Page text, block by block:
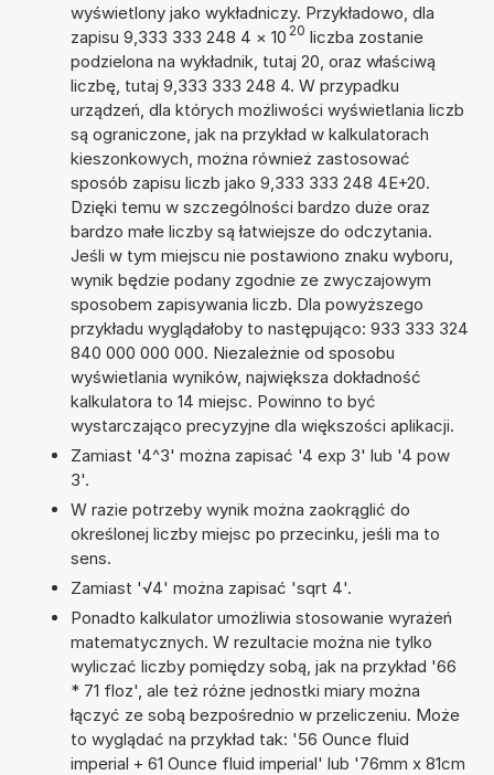
wyświetlony jako wykładniczy. Przykładowo, dla
zapisu 9,333 333 248 4 × 10 20 liczba zostanie
podzielona na wykładnik, tutaj 20, oraz właściwą
liczbę, tutaj 9,333 333 248 4. W przypadku
urządzeń, dla których możliwości wyświetlania liczb
są ograniczone, jak na przykład w kalkulatorach
kieszonkowych, można również zastosować
sposób zapisu liczb jako 9,333 333 248 4E+20.
Dzięki temu w szczególności bardzo duże oraz
bardzo małe liczby są łatwiejsze do odczytania.
Jeśli w tym miejscu nie postawiono znaku wyboru,
wynik będzie podany zgodnie ze zwyczajowym
sposobem zapisywania liczb. Dla powyższego
przykładu wyglądałoby to następująco: 933 333 324
840 000 000 000. Niezależnie od sposobu
wyświetlania wyników, największa dokładność
kalkulatora to 14 miejsc. Powinno to być
wystarczająco precyzyjne dla większości aplikacji.
Zamiast '4^3' można zapisać '4 exp 3' lub '4 pow
3'.
W razie potrzeby wynik można zaokrąglić do
określonej liczby miejsc po przecinku, jeśli ma to
sens.
Zamiast '√4' można zapisać 'sqrt 4'.
Ponadto kalkulator umożliwia stosowanie wyrażeń
matematycznych. W rezultacie można nie tylko
wyliczać liczby pomiędzy sobą, jak na przykład '66
* 71 floz', ale też różne jednostki miary można
łączyć ze sobą bezpośrednio w przeliczeniu. Może
to wyglądać na przykład tak: '56 Ounce fluid
imperial + 61 Ounce fluid imperial' lub '76mm x 81cm